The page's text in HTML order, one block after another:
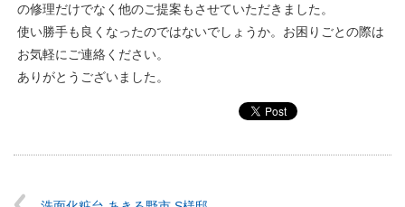
の修理だけでなく他のご提案もさせていただきました。
使い勝手も良くなったのではないでしょうか。お困りごとの際は
お気軽にご連絡ください。
ありがとうございました。